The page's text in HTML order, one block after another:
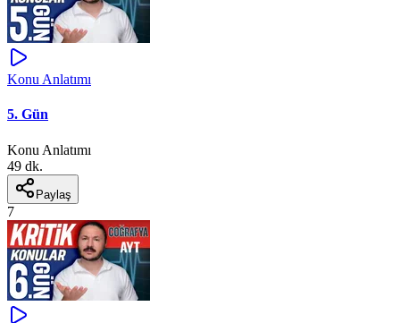
Konu Anlatımı
5. Gün
Konu Anlatımı
49 dk.
Paylaş
7